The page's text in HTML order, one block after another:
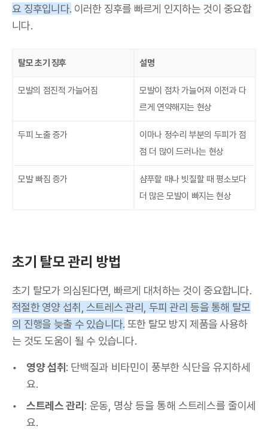
요 징후입니다. 이러한 징후를 빠르게 인지하는 것이 중요합
니다.
탈모 초기 징후 설명
모발의 점진적 가늘어짐
모발이 점차 가늘어져 이전과 다
르게 연약해지는 현상
두피 노출 증가
이마나 정수리 부분의 두피가 점
점 더 많이 드러나는 현상
모발 빠짐 증가
샴푸할 때나 빗질할 때 평소보다
더 많은 모발이 빠지는 현상
초기 탈모 관리 방법
초기 탈모가 의심된다면, 빠르게 대처하는 것이 중요합니다.
적절한 영양 섭취, 스트레스 관리, 두피 관리 등을 통해 탈모
의 진행을 늦출 수 있습니다. 또한 탈모 방지 제품을 사용하
는 것도 도움이 될 수 있습니다.
영양 섭취 : 단백질과 비타민이 풍부한 식단을 유지하세
요.
스트레스 관리 : 운동, 명상 등을 통해 스트레스를 줄이세
요.